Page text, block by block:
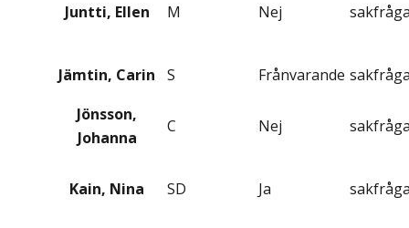
Juntti, Ellen M Nej
Jämtin, Carin S Frånvarande
Jönsson,
Johanna
C Nej
Kain, Nina SD Ja